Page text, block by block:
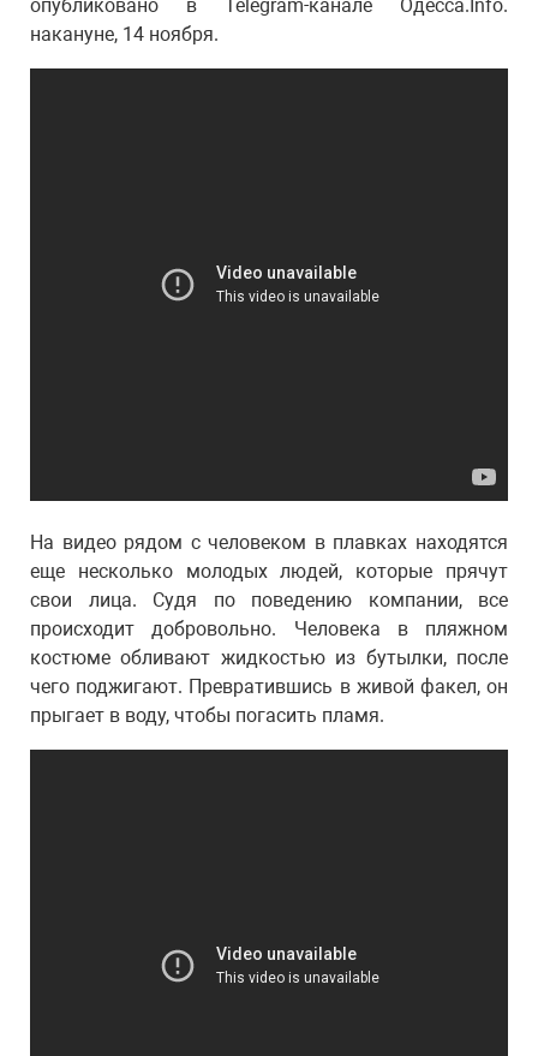
опубликовано в Telegram-канале Одесса.Info.
накануне, 14 ноября.
На видео рядом с человеком в плавках находятся
еще несколько молодых людей, которые прячут
свои лица. Судя по поведению компании, все
происходит добровольно. Человека в пляжном
костюме обливают жидкостью из бутылки, после
чего поджигают. Превратившись в живой факел, он
прыгает в воду, чтобы погасить пламя.